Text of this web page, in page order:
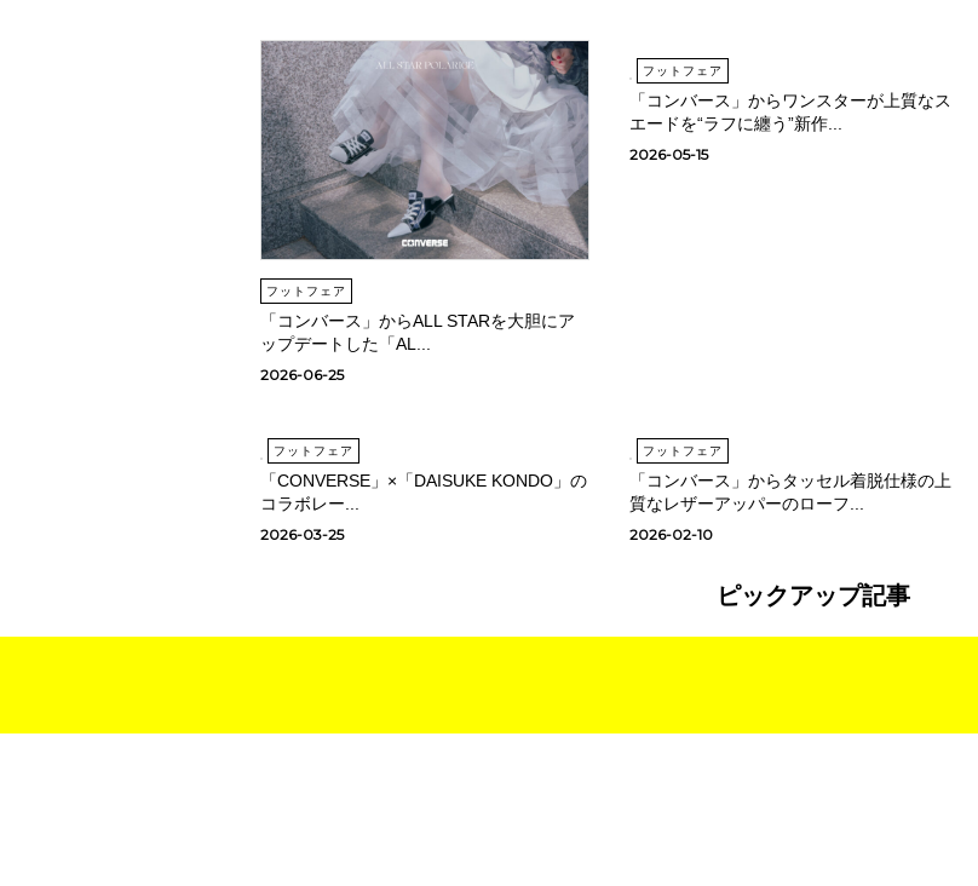
フットフェア
「コンバース」からALL STARを大胆にア
ップデートした「AL...
2026-06-25
フットフェア
「コンバース」からワンスターが上質なス
エードを“ラフに纏う”新作...
2026-05-15
フットフェア
「CONVERSE」×「DAISUKE KONDO」の
コラボレー...
2026-03-25
フットフェア
「コンバース」からタッセル着脱仕様の上
質なレザーアッパーのローフ...
2026-02-10
ピックアップ記事